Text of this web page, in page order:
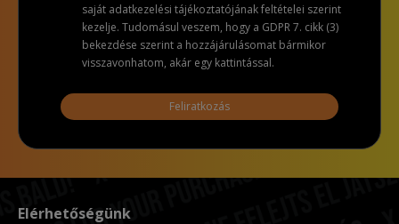
saját adatkezelési tájékoztatójának feltételei szerint
kezelje. Tudomásul veszem, hogy a GDPR 7. cikk (3)
bekezdése szerint a hozzájárulásomat bármikor
visszavonhatom, akár egy kattintással.
Feliratkozás
Elérhetőségünk